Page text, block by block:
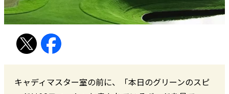
キャディマスター室の前に、「本日のグリーンのスピ